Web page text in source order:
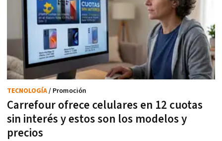
Carrefour ofrece celulares en 12 cuotas
sin interés y estos son los modelos y
precios
TECNOLOGÍA/ Promoción